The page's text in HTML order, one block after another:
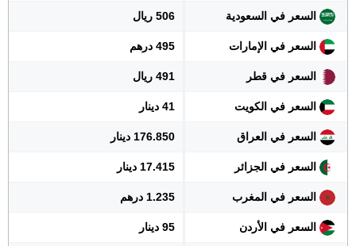
السعر في السعودية 506 ريال
السعر في الإمارات 495 درهم
السعر في قطر 491 ريال
السعر في الكويت 41 دينار
السعر في العراق 176.850 دينار
السعر في الجزائر 17.415 دينار
السعر في المغرب 1.235 درهم
السعر في الأردن 95 دينار